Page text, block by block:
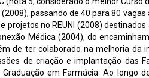
passando de 40 para 80 vagas
projetos no REUNI (2008) destinados
Médica (2004), do
de ter colaborado na melhoria da
de criação e implantação das
em Farmácia. Ao longo